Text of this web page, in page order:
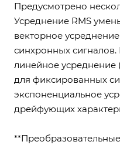
Предусмотрено
Усреднение RMS
векторное
синхронных
линейное усреднение
для фиксированных
экспоненциальное
дрейфующих